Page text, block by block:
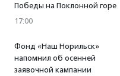
Победы на Поклонной горе
17:00
Фонд «Наш Норильск»
напомнил об осенней
заявочной кампании